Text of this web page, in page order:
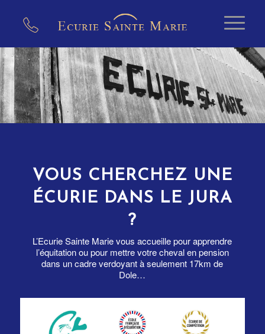
VOUS CHERCHEZ UNE
ÉCURIE DANS LE JURA
?
L’Ecurie Sainte Marie vous accueille pour apprendre
l’équitation ou pour mettre votre cheval en pension
dans un cadre verdoyant à seulement 17km de
Dole…